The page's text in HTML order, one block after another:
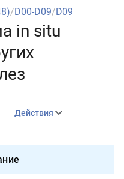
/D00-D09/D09
in situ
Действия